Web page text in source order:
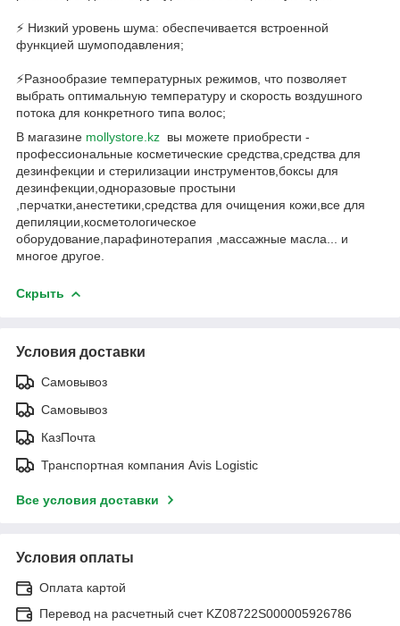
⚡️ Низкий уровень шума: обеспечивается встроенной
функцией шумоподавления;
⚡️Разнообразие температурных режимов, что позволяет
выбрать оптимальную температуру и скорость воздушного
потока для конкретного типа волос;
В магазине mollystore.kz вы можете приобрести -
профессиональные косметические средства,средства для
дезинфекции и стерилизации инструментов,боксы для
дезинфекции,одноразовые простыни
,перчатки,анестетики,средства для очищения кожи,все для
депиляции,косметологическое
оборудование,парафинотерапия ,массажные масла... и
многое другое.
Скрыть
Условия доставки
Самовывоз
Самовывоз
КазПочта
Транспортная компания Avis Logistic
Все условия доставки
Условия оплаты
Оплата картой
Перевод на расчетный счет KZ08722S000005926786